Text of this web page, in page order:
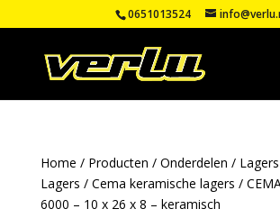
0651013524
Home / Producten / Onderdelen / Lagers
Lagers / Cema keramische lagers /
6000 – 10 x 26 x 8 – keramisch